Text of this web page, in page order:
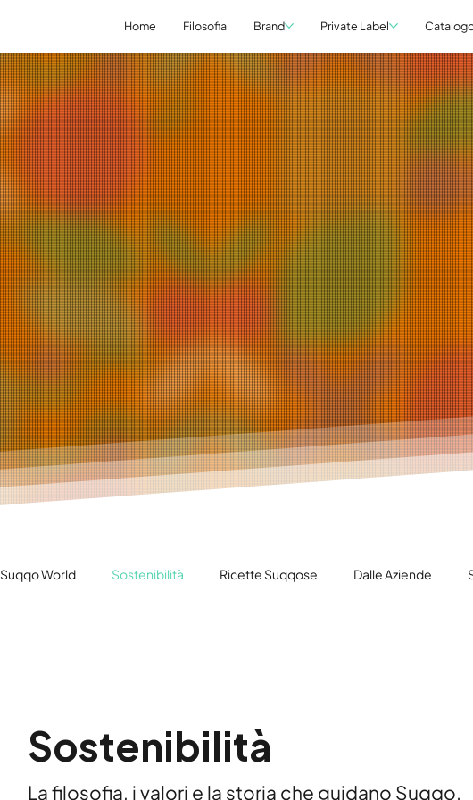
Home Filosofia Brand Private Label
Suqqo World Sostenibilità Ricette Suqqose Dalle Aziende
Sostenibilità
La filosofia, i valori e la storia che guidano Suqqo.